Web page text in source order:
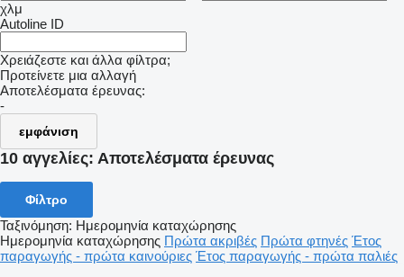
χλμ
Autoline ID
Χρειάζεστε και άλλα φίλτρα;
Προτείνετε μια αλλαγή
Αποτελέσματα έρευνας:
-
εμφάνιση
10 αγγελίες: Αποτελέσματα έρευνας
Φίλτρο
Ταξινόμηση: Ημερομηνία καταχώρησης
Ημερομηνία καταχώρησης Πρώτα ακριβές Πρώτα φτηνές Έτος
παραγωγής - πρώτα καινούριες Έτος παραγωγής - πρώτα παλιές